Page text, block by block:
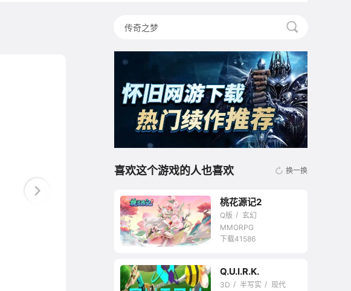
喜欢这个游戏的人也喜欢 换一换
无商城开放交易回合
网游
桃花源记2
Q版
玄幻
MMORPG
下载41586
Q.U.I.R.K.
3D 半写实
现代